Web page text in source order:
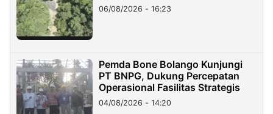
06/08/2026 - 16:23
Pemda Bone Bolango Kunjungi
PT BNPG, Dukung Percepatan
Operasional Fasilitas Strategis
04/08/2026 - 14:20